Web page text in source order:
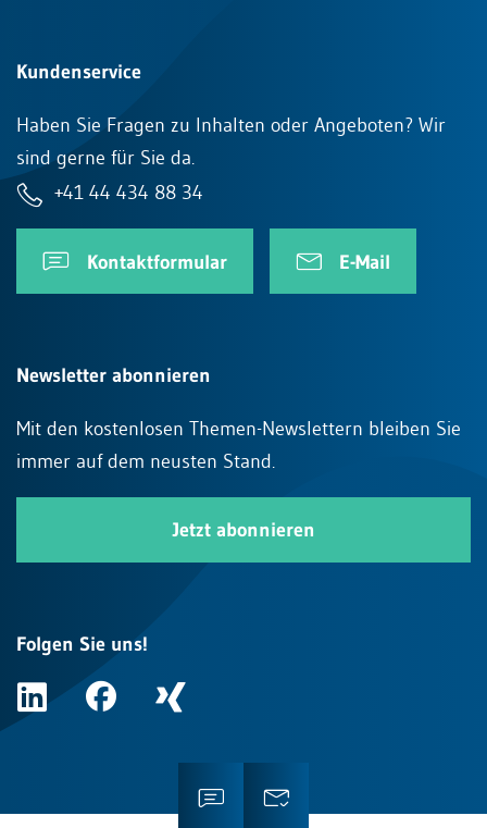
Kundenservice
Haben Sie Fragen zu Inhalten oder Angeboten? Wir
sind gerne für Sie da.
+41 44 434 88 34
Kontaktformular E-Mail
Newsletter abonnieren
Mit den kostenlosen Themen-Newslettern bleiben Sie
immer auf dem neusten Stand.
Jetzt abonnieren
Folgen Sie uns!